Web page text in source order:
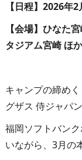
【日程】2026年
【会場】ひなた
タジアム宮崎 ほか
キャンプの締め
グザス 侍ジャパ
福岡ソフトバン
いながら、3月の